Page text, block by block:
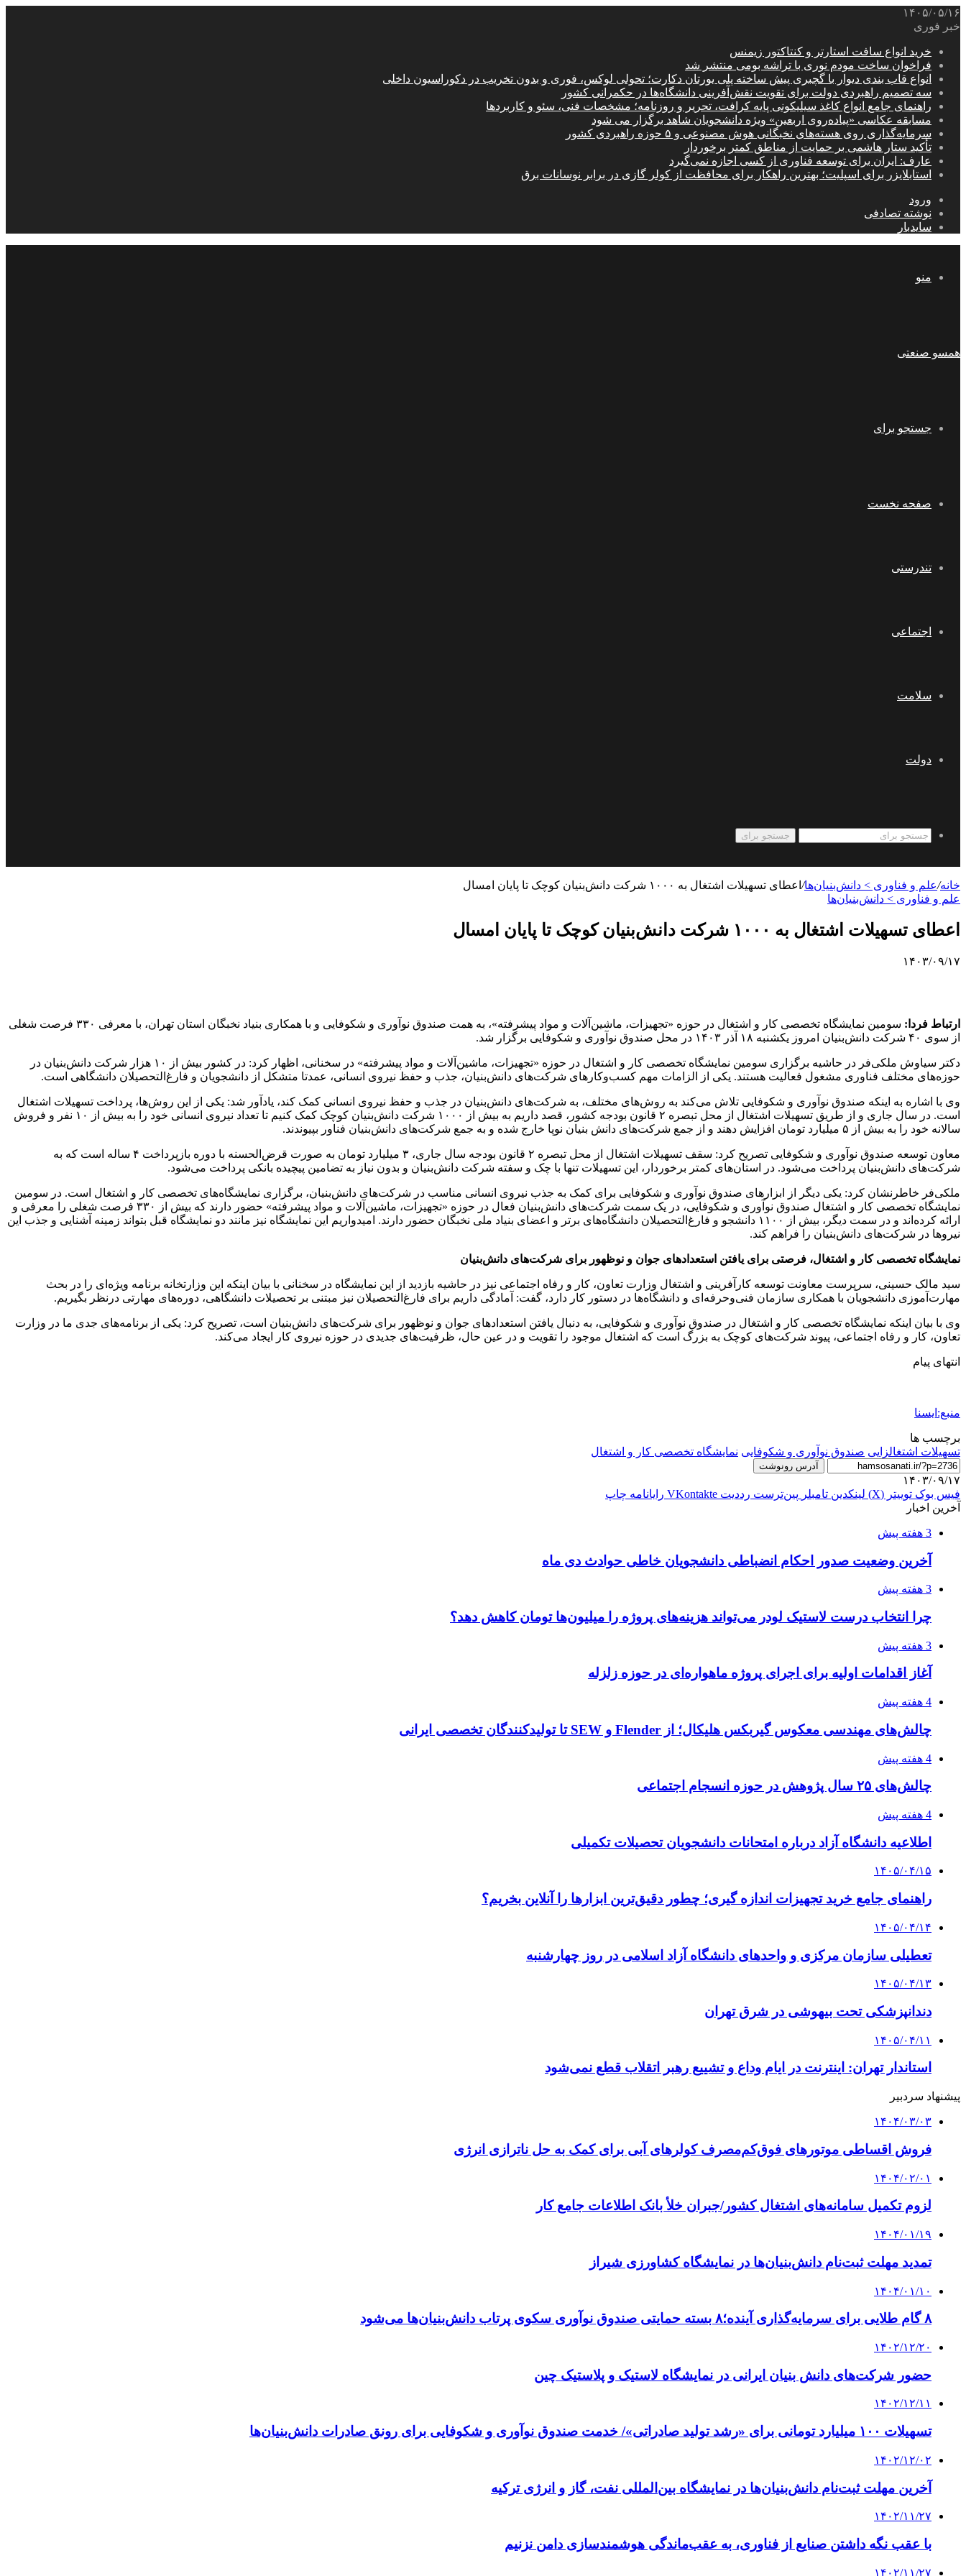
۱۴۰۵/۰۵/۱۶
خبر فوری
خرید انواع سافت استارتر و کنتاکتور زیمنس
فراخوان ساخت مودم نوری با تراشه بومی منتشر شد
انواع قاب بندی دیوار با گچبری پیش ساخته پلی یورتان دکارت؛ تحولی لوکس، فوری و بدون تخریب در دکوراسیون داخلی
سه تصمیم راهبردی دولت برای تقویت نقش‌آفرینی دانشگاه‌ها در حکمرانی کشور
راهنمای جامع انواع کاغذ سیلیکونی پایه کرافت، تحریر و روزنامه؛ مشخصات فنی، سئو و کاربردها
مسابقه عکاسی «پیاده‌روی اربعین» ویژه دانشجویان شاهد برگزار می شود
سرمایه‌گذاری روی هسته‌های نخبگانی هوش مصنوعی و ۵ حوزه راهبردی کشور
تأکید ستار هاشمی بر حمایت از مناطق کمتر برخوردار
عارف: ایران برای توسعه فناوری از کسی اجازه نمی‌گیرد
استابلایزر برای اسپلیت؛ بهترین راهکار برای محافظت از کولر گازی در برابر نوسانات برق
ورود
نوشته تصادفی
سایدبار
منو
همسو صنعتی
جستجو برای
صفحه نخست
تندرستی
اجتماعی
سلامت
دولت
جستجو برای
خانه/علم و فناوری‌ > دانش‌بنیان‌ها/ اعطای تسهیلات اشتغال به ۱۰۰۰ شرکت دانش‌بنیان کوچک تا پایان امسال
علم و فناوری‌ > دانش‌بنیان‌ها
اعطای تسهیلات اشتغال به ۱۰۰۰ شرکت دانش‌بنیان کوچک تا پایان امسال
۱۴۰۳/۰۹/۱۷
ارتباط فردا:
سومین نمایشگاه تخصصی کار و اشتغال در حوزه «تجهیزات، ماشین‌‎آلات و مواد پیشرفته»، به همت صندوق نوآوری و شکوفایی و با همکاری بنیاد نخبگان استان تهران، با معرفی ۳۳۰ فرصت شغلی
از سوی ۴۰ شرکت دانش‌بنیان امروز یکشنبه ۱۸ آذر ۱۴۰۳ در محل صندوق نوآوری و شکوفایی برگزار شد.
دکتر سیاوش ملکی‌فر در حاشیه برگزاری سومین نمایشگاه تخصصی کار و اشتغال در حوزه «تجهیزات، ماشین‌‎آلات و مواد پیشرفته» در سخنانی، اظهار کرد: در کشور بیش از ۱۰ هزار شرکت دانش‌بنیان در
حوزه‌های مختلف فناوری مشغول فعالیت هستند. یکی از الزامات مهم کسب‌وکارهای شرکت‌های دانش‌بنیان، جذب و حفظ نیروی انسانی، عمدتا متشکل از دانشجویان و فارغ‌التحصیلان دانشگاهی است.
وی با اشاره به اینکه صندوق نوآوری و شکوفایی تلاش می‌کند به روش‌های مختلف، به شرکت‌های دانش‌بنیان در جذب و حفظ نیروی انسانی کمک کند، یادآور شد: یکی از این روش‌ها، پرداخت تسهیلات اشتغال
است. در سال جاری و از طریق تسهیلات اشتغال از محل تبصره ۲ قانون بودجه کشور، قصد داریم به بیش از ۱۰۰۰ شرکت دانش‌بنیان کوچک کمک کنیم تا تعداد نیروی انسانی خود را به بیش از ۱۰ نفر و فروش
سالانه خود را به بیش از ۵ میلیارد تومان افزایش دهند و از جمع شرکت‌های دانش بنیان نوپا خارج شده و به جمع شرکت‌های دانش‌بنیان فناور بپیوندند.
معاون توسعه صندوق نوآوری و شکوفایی تصریح کرد: سقف تسهیلات اشتغال از محل تبصره ۲ قانون بودجه سال جاری، ۳ میلیارد تومان به صورت قرض‌الحسنه با دوره بازپرداخت ۴ ساله است که به
شرکت‌های دانش‌بنیان پرداخت می‌شود. در استان‌های کمتر برخوردار، این تسهیلات تنها با چک و سفته شرکت دانش‌بنیان و بدون نیاز به تضامین پیچیده بانکی پرداخت می‌شود.
ملکی‌فر خاطرنشان کرد: یکی دیگر از ابزارهای صندوق نوآوری و شکوفایی برای کمک به جذب نیروی انسانی مناسب در شرکت‌های دانش‌بنیان، برگزاری نمایشگاه‌های تخصصی کار و اشتغال است. در سومین
نمایشگاه تخصصی کار و اشتغال صندوق نوآوری و شکوفایی، در یک سمت شرکت‌های دانش‌بنیان فعال در حوزه «تجهیزات، ماشین‌‎آلات و مواد پیشرفته» حضور دارند که بیش از ۳۳۰ فرصت شغلی را معرفی و
ارائه کرده‌اند و در سمت دیگر، بیش از ۱۱۰۰ دانشجو و فارغ‌التحصیلان دانشگاه‌های برتر و اعضای بنیاد ملی نخبگان حضور دارند. امیدواریم این نمایشگاه نیز مانند دو نمایشگاه قبل بتواند زمینه آشنایی و جذب این
نیروها در شرکت‌های دانش‌بنیان را فراهم کند.
نمایشگاه تخصصی کار و اشتغال، فرصتی برای یافتن استعدادهای جوان و نوظهور برای شرکت‌های دانش‌بنیان
سید مالک حسینی، سرپرست معاونت توسعه کارآفرینی و اشتغال وزارت تعاون، کار و رفاه اجتماعی نیز در حاشیه بازدید از این نمایشگاه در سخنانی با بیان اینکه این وزارتخانه برنامه ویژه‌ای را در بحث
مهارت‌آموزی دانشجویان با همکاری سازمان فنی‌وحرفه‌ای و دانشگاه‌ها در دستور کار دارد، گفت: آمادگی داریم برای فارغ‌التحصیلان نیز مبتنی بر تحصیلات دانشگاهی، دوره‌های مهارتی درنظر بگیریم.
وی با بیان اینکه نمایشگاه تخصصی کار و اشتغال در صندوق نوآوری و شکوفایی، به دنبال یافتن استعدادهای جوان و نوظهور برای شرکت‌های دانش‌بنیان است، تصریح کرد: یکی از برنامه‌های جدی ما در وزارت
تعاون، کار و رفاه اجتماعی، پیوند شرکت‌های کوچک به بزرگ است که اشتغال موجود را تقویت و در عین حال، ظرفیت‌های جدیدی در حوزه نیروی کار ایجاد می‌کند.
انتهای پیام
منبع:ایسنا
برچسب ها
تسهیلات اشتغالزایی صندوق نوآوری و شکوفایی نمایشگاه تخصصی کار و اشتغال
آدرس رونوشت
۱۴۰۳/۰۹/۱۷
فیس بوک توییتر (X) لینکدین ‫تامبلر ‫پین‌ترست ‫رددیت ‫VKontakte رایانامه چاپ
آخرین اخبار
3 هفته پیش
آخرین وضعیت صدور احکام انضباطی دانشجویان خاطی حوادث دی ماه
3 هفته پیش
چرا انتخاب درست لاستیک لودر می‌تواند هزینه‌های پروژه را میلیون‌ها تومان کاهش دهد؟
3 هفته پیش
آغاز اقدامات اولیه برای اجرای پروژه ماهواره‌ای در حوزه زلزله
4 هفته پیش
چالش‌های مهندسی معکوس گیربکس هلیکال؛ از Flender و SEW تا تولیدکنندگان تخصصی ایرانی
4 هفته پیش
چالش‌های ۲۵ سال پژوهش در حوزه انسجام اجتماعی
4 هفته پیش
اطلاعیه دانشگاه آزاد درباره امتحانات دانشجویان تحصیلات تکمیلی
۱۴۰۵/۰۴/۱۵
راهنمای جامع خرید تجهیزات اندازه گیری؛ چطور دقیق‌ترین ابزارها را آنلاین بخریم؟
۱۴۰۵/۰۴/۱۴
تعطیلی سازمان مرکزی و واحدهای دانشگاه آزاد اسلامی در روز چهارشنبه
۱۴۰۵/۰۴/۱۳
دندانپزشکی تحت بیهوشی در شرق تهران
۱۴۰۵/۰۴/۱۱
استاندار تهران: اینترنت در ایام وداع و تشییع رهبر اتقلاب قطع نمی‌شود
پیشنهاد سردبیر
۱۴۰۴/۰۳/۰۳
فروش اقساطی موتورهای فوق‌کم‌مصرف کولرهای آبی برای کمک به حل ناترازی انرژی
۱۴۰۴/۰۲/۰۱
لزوم تکمیل سامانه‌های اشتغال کشور/جبران خلأ بانک اطلاعات جامع کار
۱۴۰۴/۰۱/۱۹
تمدید مهلت ثبت‌نام دانش‌بنیان‌ها در نمایشگاه کشاورزی شیراز
۱۴۰۴/۰۱/۱۰
۸ گام طلایی برای سرمایه‌گذاری آینده؛۸ بسته حمایتی صندوق نوآوری سکوی پرتاب دانش‌بنیان‌ها می‌شود
۱۴۰۲/۱۲/۲۰
حضور شرکت‌های دانش بنیان ایرانی در نمایشگاه لاستیک و پلاستیک چین
۱۴۰۲/۱۲/۱۱
تسهیلات ۱۰۰ میلیارد تومانی برای «رشد تولید صادراتی»/ خدمت صندوق نوآوری و شکوفایی برای رونق صادرات دانش‌بنیان‌ها
۱۴۰۲/۱۲/۰۲
آخرین مهلت ثبت‌نام دانش‌بنیان‌ها در نمایشگاه بین‌المللی نفت، گاز و انرژی ترکیه
۱۴۰۲/۱۱/۲۷
با عقب نگه داشتن صنایع از فناوری، به عقب‌ماندگی هوشمندسازی دامن نزنیم
۱۴۰۲/۱۱/۲۷